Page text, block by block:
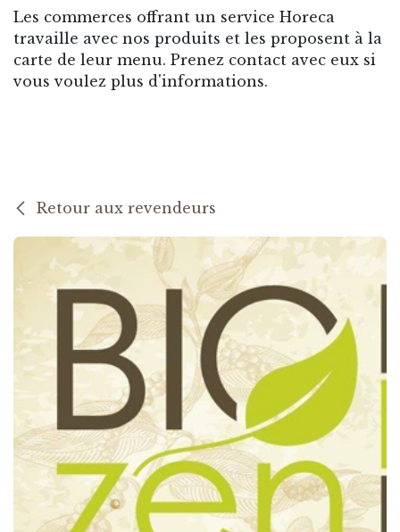
Les commerces offrant un service Horeca
travaille avec nos produits et les proposent à la
carte de leur menu. Prenez contact avec eux si
vous voulez plus d'informations.
Retour aux revendeurs